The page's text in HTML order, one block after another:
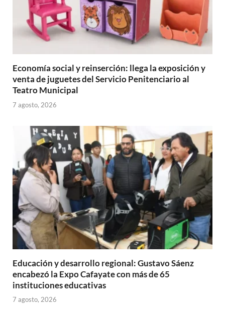
Economía social y reinserción: llega la exposición y
venta de juguetes del Servicio Penitenciario al
Teatro Municipal
7 agosto, 2026
Educación y desarrollo regional: Gustavo Sáenz
encabezó la Expo Cafayate con más de 65
instituciones educativas
7 agosto, 2026